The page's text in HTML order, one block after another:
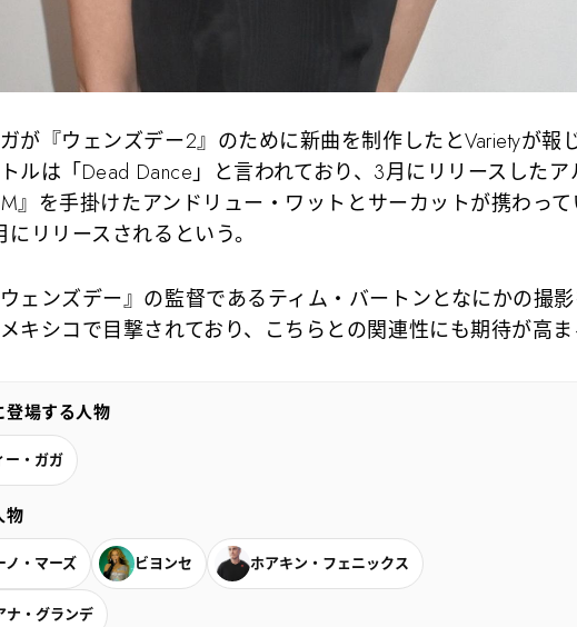
が『ウェンズデー2』のために新曲を制作したとVarietyが報じ
ルは「Dead Dance」と言われており、3月にリリースしたア
』を手掛けたアンドリュー・ワットとサーカットが携わって
にリリースされるという。
ェンズデー』の監督であるティム・バートンとなにかの撮
キシコで目撃されており、こちらとの関連性にも期待が高ま
登場する人物
ー・ガガ
物
ノ・マーズ ビヨンセ ホアキン・フェニックス
ナ・グランデ